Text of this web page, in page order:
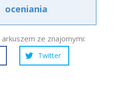
oceniania
ze znajomymi:
Twitter